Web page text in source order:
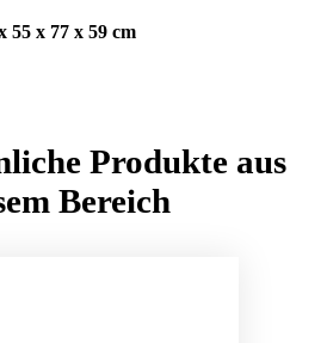
55 x 77 x 59 cm
Produkte aus
Bereich